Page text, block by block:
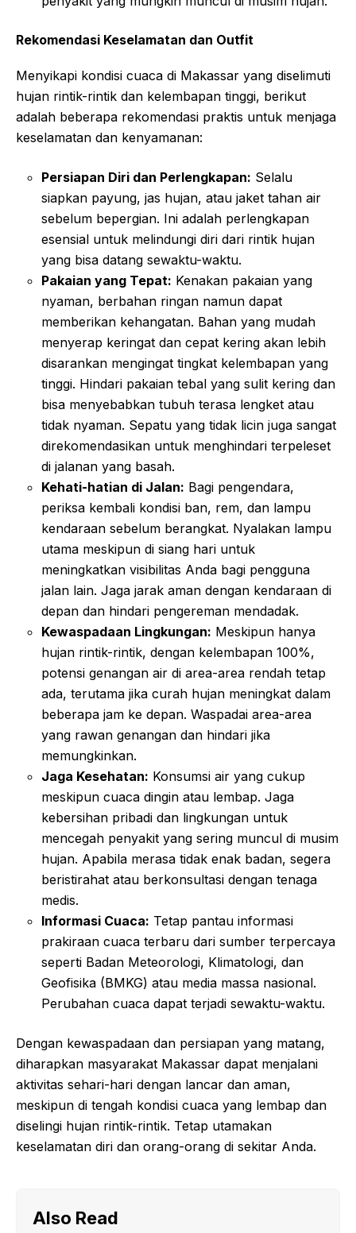
Rekomendasi Keselamatan dan Outfit
Menyikapi kondisi cuaca di Makassar yang diselimuti
hujan rintik-rintik dan kelembapan tinggi, berikut
adalah beberapa rekomendasi praktis untuk menjaga
keselamatan dan kenyamanan:
Persiapan Diri dan Perlengkapan: Selalu
siapkan payung, jas hujan, atau jaket tahan air
sebelum bepergian. Ini adalah perlengkapan
esensial untuk melindungi diri dari rintik hujan
yang bisa datang sewaktu-waktu.
Pakaian yang Tepat: Kenakan pakaian yang
nyaman, berbahan ringan namun dapat
memberikan kehangatan. Bahan yang mudah
menyerap keringat dan cepat kering akan lebih
disarankan mengingat tingkat kelembapan yang
tinggi. Hindari pakaian tebal yang sulit kering dan
bisa menyebabkan tubuh terasa lengket atau
tidak nyaman. Sepatu yang tidak licin juga sangat
direkomendasikan untuk menghindari terpeleset
di jalanan yang basah.
Kehati-hatian di Jalan: Bagi pengendara,
periksa kembali kondisi ban, rem, dan lampu
kendaraan sebelum berangkat. Nyalakan lampu
utama meskipun di siang hari untuk
meningkatkan visibilitas Anda bagi pengguna
jalan lain. Jaga jarak aman dengan kendaraan di
depan dan hindari pengereman mendadak.
Kewaspadaan Lingkungan: Meskipun hanya
hujan rintik-rintik, dengan kelembapan 100%,
potensi genangan air di area-area rendah tetap
ada, terutama jika curah hujan meningkat dalam
beberapa jam ke depan. Waspadai area-area
yang rawan genangan dan hindari jika
memungkinkan.
Jaga Kesehatan: Konsumsi air yang cukup
meskipun cuaca dingin atau lembap. Jaga
kebersihan pribadi dan lingkungan untuk
mencegah penyakit yang sering muncul di musim
hujan. Apabila merasa tidak enak badan, segera
beristirahat atau berkonsultasi dengan tenaga
medis.
Informasi Cuaca: Tetap pantau informasi
prakiraan cuaca terbaru dari sumber terpercaya
seperti Badan Meteorologi, Klimatologi, dan
Geofisika (BMKG) atau media massa nasional.
Perubahan cuaca dapat terjadi sewaktu-waktu.
Dengan kewaspadaan dan persiapan yang matang,
diharapkan masyarakat Makassar dapat menjalani
aktivitas sehari-hari dengan lancar dan aman,
meskipun di tengah kondisi cuaca yang lembap dan
diselingi hujan rintik-rintik. Tetap utamakan
keselamatan diri dan orang-orang di sekitar Anda.
Also Read